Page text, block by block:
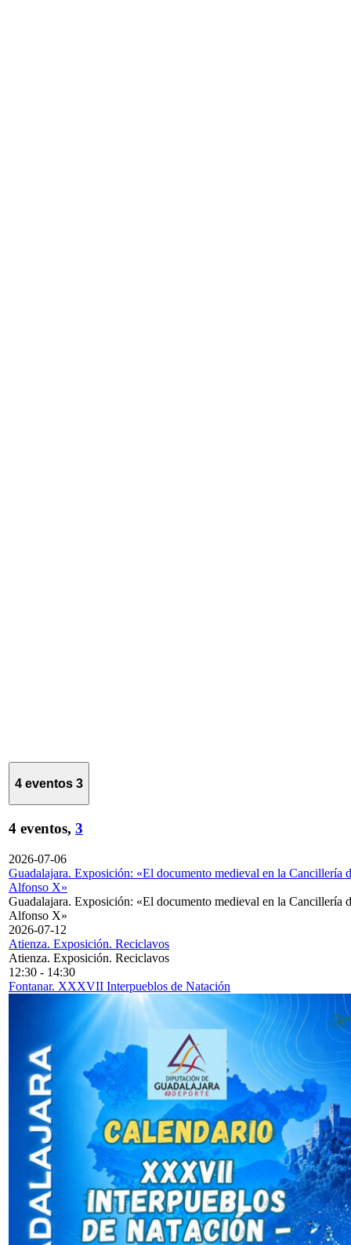
4 eventos 3
4 eventos, 3
2026-07-06
Guadalajara. Exposición: «El documento medieval en la Cancillería
Alfonso X»
Guadalajara. Exposición: «El documento medieval en la Cancillería
Alfonso X»
2026-07-12
Atienza. Exposición. Reciclavos
Atienza. Exposición. Reciclavos
12:30 - 14:30
Fontanar. XXXVII Interpueblos de Natación